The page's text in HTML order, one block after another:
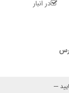
در انبار